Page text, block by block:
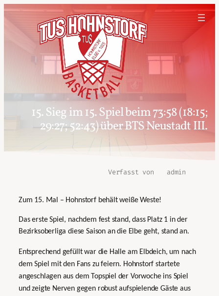
15. Sieg im 15. Spiel beim 73:58 (18:15;
29:27; 52:43) über BTS Neustadt III.
Verfasst von admin
Zum 15. Mal – Hohnstorf behält weiße Weste!
Das erste Spiel, nachdem fest stand, dass Platz 1 in der
Bezirksoberliga diese Saison an die Elbe geht, stand an.
Entsprechend gefüllt war die Halle am Elbdeich, um nach
dem Spiel mit den Fans zu feiern. Hohnstorf startete
angeschlagen aus dem Topspiel der Vorwoche ins Spiel
und zeigte Nerven gegen robust aufspielende Gäste aus